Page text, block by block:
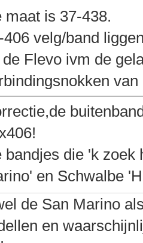
maat is 37-438.
406 velg/band
de Flevo ivm de
bandjes die 'k zoek
en Schwalbe
de San Marino
en